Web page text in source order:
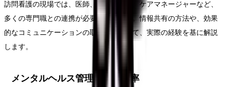
訪問看護の現場では、医師、理学療法士、ケアマネージャーなど、
多くの専門職との連携が必要となります。情報共有の方法や、効果
的なコミュニケーションの取り方について、実際の経験を基に解説
します。
メンタルヘルス管理と学習効率